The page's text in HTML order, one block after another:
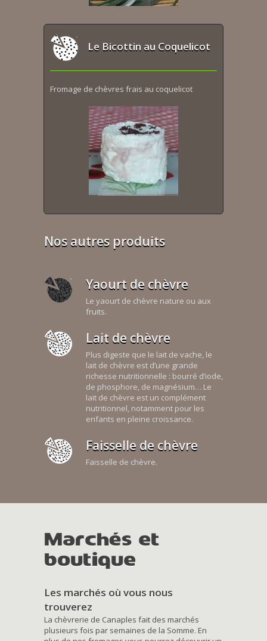
Le Bicottin au Coquelicot
Fromage de chèvres frais au coquelicot
Nos autres produits
Yaourt de chèvre
Le yaourt de chèvre nature ou aux
fruits.
Lait de chèvre
Plus digeste que le lait de vache, le
lait de chèvre est d’une grande
richesse nutritionnelle : bourré d’iode,
de phosphore, de magnésium… Le
lait de chèvre est un complément
nutritionnel, notamment pour les
enfants en pleine croissance.
Faisselle de chèvre
Faisselle de chèvre.
Marchés et
boutique
Les marchés où vous nous
trouverez
La chèvrerie de Canaples fait des marchés
plusieurs fois par semaines de la Somme. En